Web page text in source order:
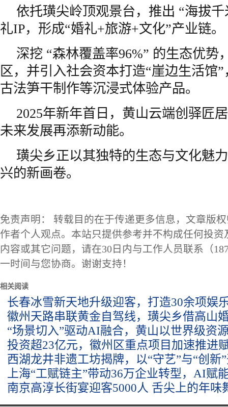
依托璜尖岭顶观景台，推出 “海拔
礼IP，形成“婚礼+旅游+文化”产业链。
深挖 “森林覆盖率96%” 的生态优势
区，并引入社会资本打造“崖边生活馆
古法笋干制作等沉浸式体验产品。
2025年新年首日，黄山云端创驿匠
未来发展再添新动能。
璜尖乡正以其独特的生态与文化魅
兴的新画卷。
免责声明： 转载目的在于传递更多信息，文章版
作者个人观点。本站只提供参考并不构成任何投
内容或其它问题，请在30日内与工作人员联系（
一时间与您协商。谢谢支持！
相关阅读
长春冰雪新天地升级迎客，打造30余项娱
徽州天路串联黄金自驾线，璜尖乡借高山
“场景切入”驱动AI融合，黄山以世界级资
投资超23亿元，徽州区重点项目加速推进
西湖龙井非遗工坊揭牌，以“守艺”与“创新
上海“工赋链主”带动36万企业转型，AI赋
南京高淳长街宴迎客5000人 舌尖上的年味